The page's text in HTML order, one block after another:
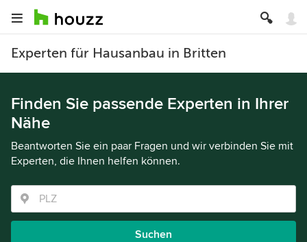
Experten für Hausanbau in Britten
Finden Sie passende Experten in Ihrer
Nähe
Beantworten Sie ein paar Fragen und wir verbinden Sie mit
Experten, die Ihnen helfen können.
Suchen